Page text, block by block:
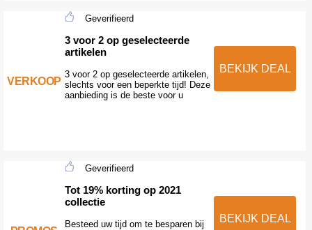
VERKOOP
Geverifieerd
3 voor 2 op geselecteerde
artikelen
3 voor 2 op geselecteerde artikelen,
slechts voor een beperkte tijd! Deze
aanbieding is de beste voor u
BEKIJK DEAL
Geverifieerd
Tot 19% korting op 2021
collectie
Besteed uw tijd om te besparen bij
BEKIJK DEAL